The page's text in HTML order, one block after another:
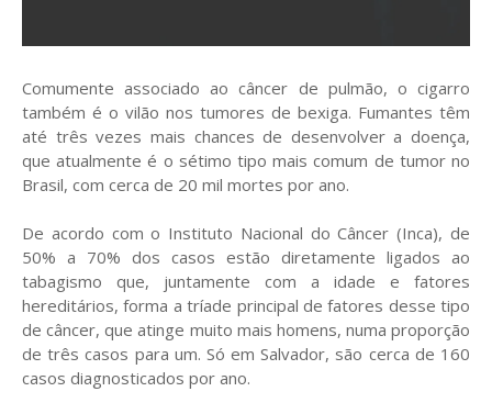
Comumente associado ao câncer de pulmão, o cigarro
também é o vilão nos tumores de bexiga. Fumantes têm
até três vezes mais chances de desenvolver a doença,
que atualmente é o sétimo tipo mais comum de tumor no
Brasil, com cerca de 20 mil mortes por ano.
De acordo com o Instituto Nacional do Câncer (Inca), de
50% a 70% dos casos estão diretamente ligados ao
tabagismo que, juntamente com a idade e fatores
hereditários, forma a tríade principal de fatores desse tipo
de câncer, que atinge muito mais homens, numa proporção
de três casos para um. Só em Salvador, são cerca de 160
casos diagnosticados por ano.